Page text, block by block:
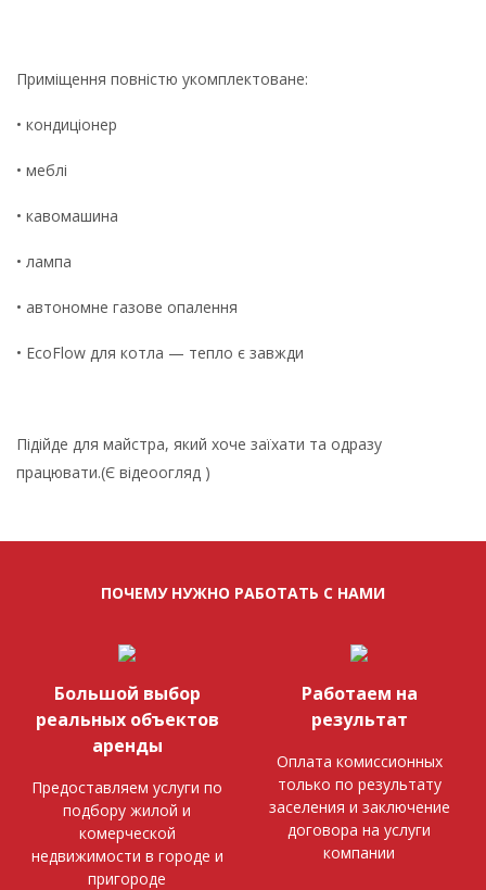
Приміщення повністю укомплектоване:
• кондиціонер
• меблі
• кавомашина
• лампа
• автономне газове опалення
• EcoFlow для котла — тепло є завжди
Підійде для майстра, який хоче заїхати та одразу
працювати.(Є відеоогляд )
ПОЧЕМУ НУЖНО РАБОТАТЬ С НАМИ
Большой выбор
реальных объектов
аренды
Предоставляем услуги по
подбору жилой и
комерческой
недвижимости в городе и
пригороде
Работаем на
результат
Оплата комиссионных
только по результату
заселения и заключение
договора на услуги
компании